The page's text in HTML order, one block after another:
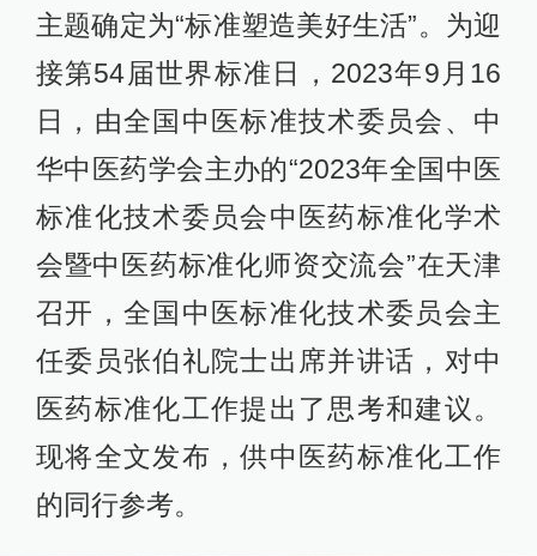
主题确定为“标准塑造美好生活”。为迎
接第54届世界标准日，2023年9月16
日，由全国中医标准技术委员会、中
华中医药学会主办的“2023年全国中医
标准化技术委员会中医药标准化学术
会暨中医药标准化师资交流会”在天津
召开，全国中医标准化技术委员会主
任委员张伯礼院士出席并讲话，对中
医药标准化工作提出了思考和建议。
现将全文发布，供中医药标准化工作
的同行参考。